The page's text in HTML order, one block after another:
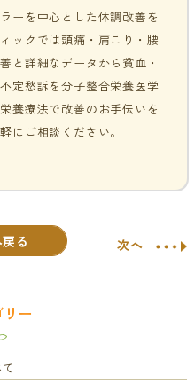
ーを中心とした体調改善を
ックでは頭痛・肩こり・腰
と詳細なデータから貧血・
定愁訴を分子整合栄養医学
養療法で改善のお手伝いを
にご相談ください。
る 次へ
ー